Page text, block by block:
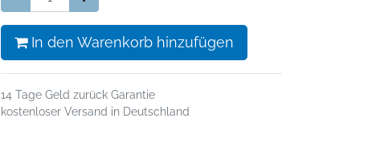
In den Warenkorb hinzufügen
14 Tage Geld zurück Garantie
kostenloser Versand in Deutschland